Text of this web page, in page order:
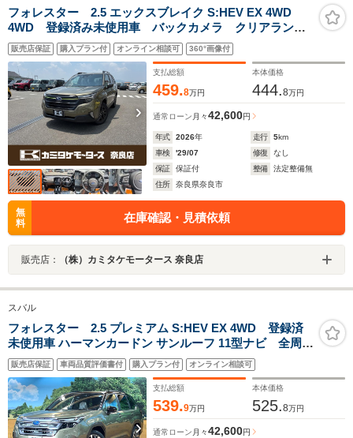
ルーズコントロール
ヘッドライトウォッシ
ャー バックカメラ
フルセグ Bluetooth
イト アイドリングス
トップ オートマチッ
クハイビーム ハイビ
ームアシスト フロン
トフォグランプ 踏み
間違い防止
フォレスター 2.5 エックスブレイク S:HEV EX 4WD
4WD 登録済み未使用車 バックカメラ クリアランス
ソナー オートクルーズコントロール レーンアシス
ト パワーシート 衝突被害軽減システム オートライ
ト LEDヘッドランプ ヘッドライトウォッシャー
販売店保証 購入プラン付 オンライン相談可 360°画像付
支払総額
459.8万円
本体価格
444.8万円
通常ローン 月々42,600円
年式 2026年 走行 5km
車検
'29/07 修復
なし
保証
保証付 整備
法定整備無
住所
奈良県奈良市
無
料
在庫確認・見積依頼
販売店： （株）カミタケモータース 奈良店
スバル
フォレスター 2.5 プレミアム S:HEV EX 4WD 登録済
未使用車 ハーマンカードン サンルーフ 11型ナビ 全周囲
カメラ ブラウンナッパレザーシート スマートリアビュー
ミラー アイサイトセーフティプラス レーダークルーズ 電
動リアゲート
販売店保証 車両品質評価書付 購入プラン付 オンライン相談可
支払総額
539.9万円
本体価格
525.8万円
通常ローン 月々42,600円